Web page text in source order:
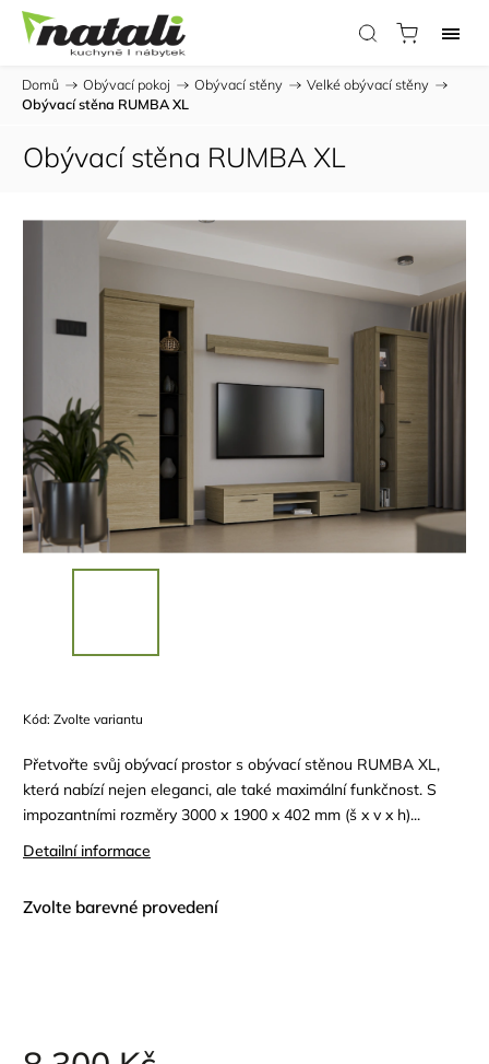
Domů / Obývací pokoj / Obývací stěny / Velké obývací stěny /
Obývací stěna RUMBA XL
Obývací stěna RUMBA XL
Kód: Zvolte variantu
Přetvořte svůj obývací prostor s obývací stěnou RUMBA XL,
která nabízí nejen eleganci, ale také maximální funkčnost. S
impozantními rozměry 3000 x 1900 x 402 mm (š x v x h)...
Detailní informace
Zvolte barevné provedení